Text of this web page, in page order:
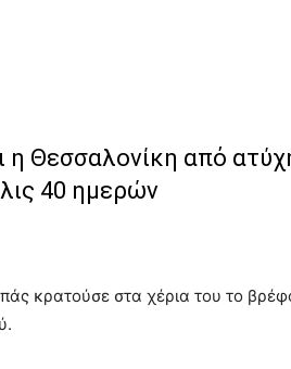
η Θεσσαλονίκη από
40 ημερών
κρατούσε στα χέρια του το